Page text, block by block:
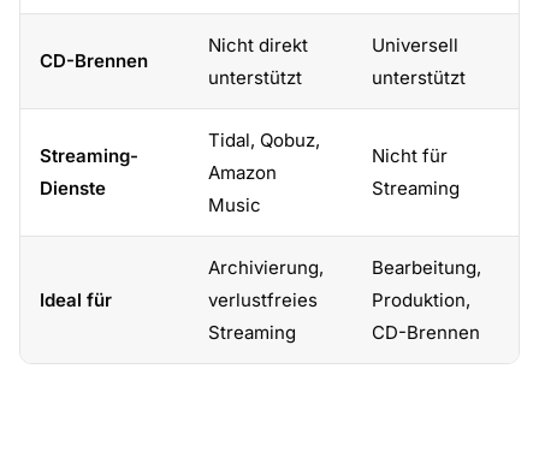
CD-Brennen
Nicht direkt
unterstützt
Universell
unterstützt
Streaming-
Dienste
Tidal, Qobuz,
Amazon
Music
Nicht für
Streaming
Ideal für
Archivierung,
verlustfreies
Streaming
Bearbeitung,
Produktion,
CD-Brennen